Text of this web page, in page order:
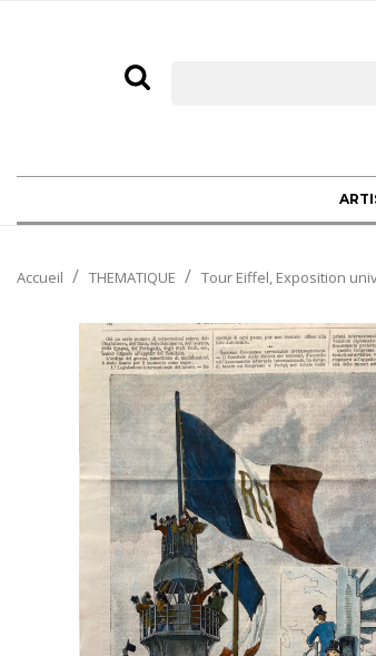
Accueil THEMATIQUE Tour Eiffel, Exposition